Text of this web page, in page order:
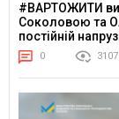
#ВАРТОЖИТИ
Соколовою та
постійній
0 3107